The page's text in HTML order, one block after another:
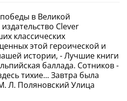
в Великой
Clever
классических
этой героической и
истории, - Лучшие книги
баллада. Сотников -
тихие... Завтра была
Л. Поляновский Улица